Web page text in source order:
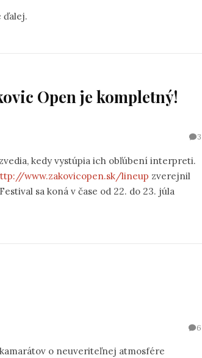
ďalej.
Open je kompletný!
3
kedy vystúpia ich obľúbení interpreti.
www.zakovicopen.sk/lineup zverejnil
sa koná v čase od 22. do 23. júla
6
o neuveriteľnej atmosfére